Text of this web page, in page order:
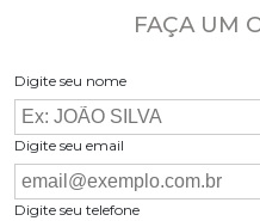
FAÇA UM
Digite seu nome
Digite seu email
Digite seu telefone